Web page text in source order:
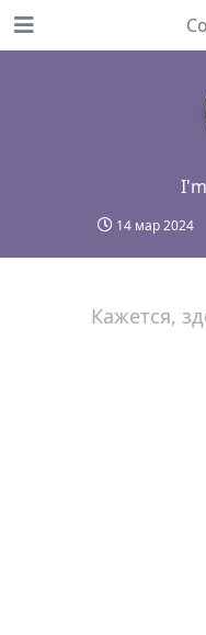
14 мар 2024
Кажется,